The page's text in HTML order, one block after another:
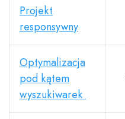
Projekt
responsywny
Optymalizacja
pod kątem
wyszukiwarek